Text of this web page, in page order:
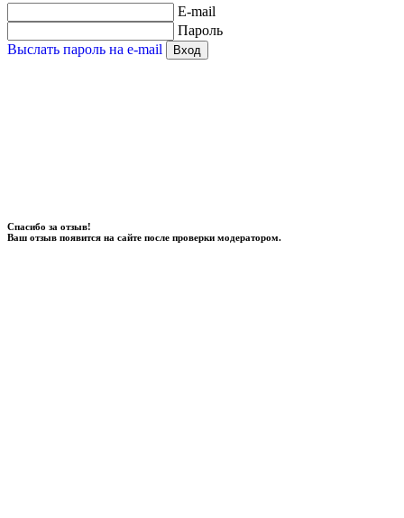
E-mail
Пароль
Выслать пароль на e-mail
Вход
Спасибо за отзыв!
Ваш отзыв появится на сайте после проверки модератором.